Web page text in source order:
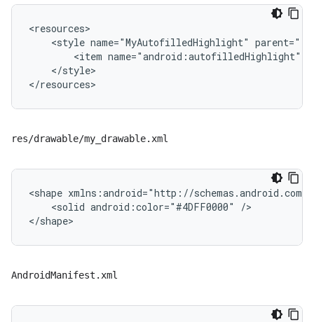
<style name="MyAutofilledHighlight"
<item
</style>
res/drawable/my_drawable.xml
<shape
<solid android:color="#4DFF0000"
/>
AndroidManifest.xml